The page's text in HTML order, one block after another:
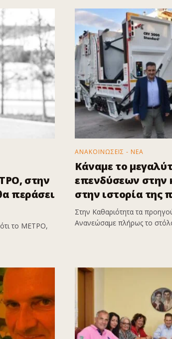
στην
περάσει
το ΜΕΤΡΟ,
ΑΝΑΚΟΙΝΩΣΕΙΣ - ΝΕΑ
Κάναμε το
επενδύσεων στην
στην ιστορία της
Στην Καθαριότητα τα
Ανανεώσαμε πλήρως το